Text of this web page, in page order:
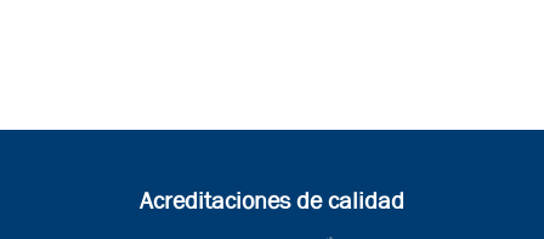
Acreditaciones de calidad